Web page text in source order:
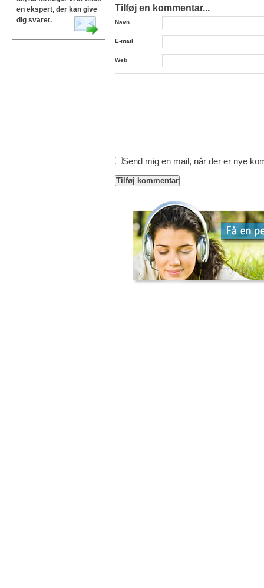
en ekspert, der kan give
dig svaret.
Tilføj en kommentar...
Navn
E-mail
Web
Send mig en mail, når der er nye